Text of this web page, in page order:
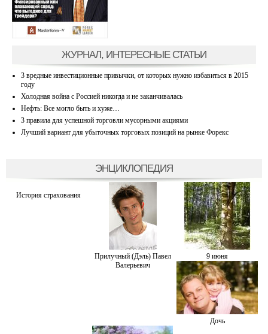
ЖУРНАЛ, ИНТЕРЕСНЫЕ СТАТЬИ
3 вредные инвестиционные привычки, от которых нужно избавиться в 2015
году
Холодная война с Россией никогда и не заканчивалась
Нефть: Все могло быть и хуже…
3 правила для успешной торговли мусорными акциями
Лучший вариант для убыточных торговых позиций на рынке Форекс
ЭНЦИКЛОПЕДИЯ
История страхования
Прилучный (Дэль) Павел
Валерьевич
9 июня
Дочь